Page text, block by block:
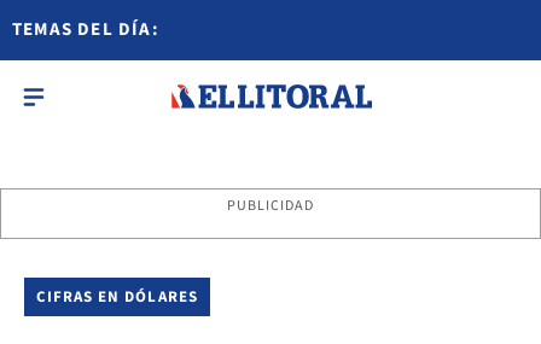
TEMAS DEL DÍA:
PUBLICIDAD
CIFRAS EN DÓLARES